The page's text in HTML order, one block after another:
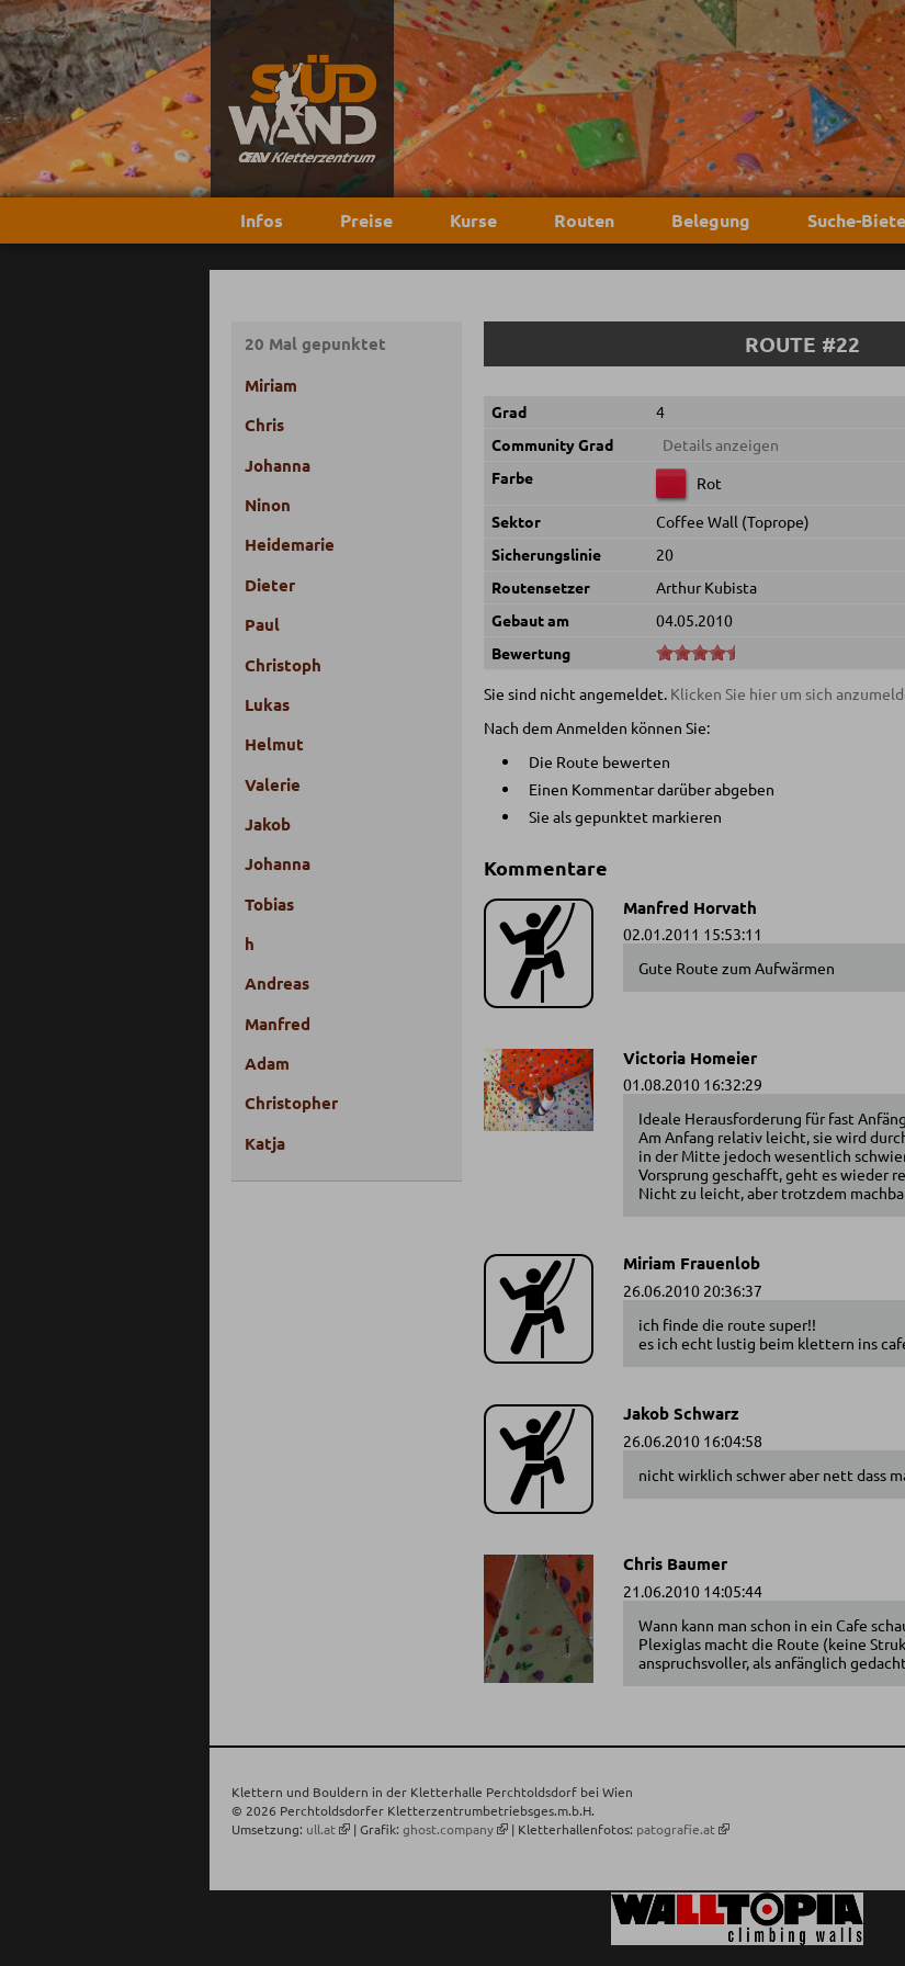
Infos Preise Kurse Routen Belegung Suche-Biete
20 Mal gepunktet
Miriam
Chris
Johanna
Ninon
Heidemarie
Dieter
Paul
Christoph
Lukas
Helmut
Valerie
Jakob
Johanna
Tobias
h
Andreas
Manfred
Adam
Christopher
Katja
ROUTE #22
Grad
4
Community Grad
Details anzeigen
Farbe
Rot
Sektor
Coffee Wall (Toprope)
Sicherungslinie
20
Routensetzer
Arthur Kubista
Gebaut am
04.05.2010
Bewertung
Sie sind nicht angemeldet. Klicken Sie hier um sich
Nach dem Anmelden können Sie:
Die Route bewerten
Einen Kommentar darüber abgeben
Sie als gepunktet markieren
Kommentare
Manfred Horvath
02.01.2011 15:53:11
Gute Route zum Aufwärmen
Victoria Homeier
01.08.2010 16:32:29
Ideale Herausforderung für fast
Am Anfang relativ leicht, sie wird
in der Mitte jedoch wesentlich
Vorsprung geschafft, geht es wieder
Nicht zu leicht, aber trotzdem
Miriam Frauenlob
26.06.2010 20:36:37
ich finde die route super!!
es ich echt lustig beim klettern ins
Jakob Schwarz
26.06.2010 16:04:58
nicht wirklich schwer aber nett dass
Chris Baumer
21.06.2010 14:05:44
Wann kann man schon in ein Cafe
Plexiglas macht die Route (keine
anspruchsvoller, als anfänglich gedacht..
Klettern und Bouldern in der Kletterhalle Perchtoldsdorf bei Wien
© 2026 Perchtoldsdorfer Kletterzentrumbetriebsges.m.b.H.
Umsetzung: ull.at | Grafik: ghost.company | Kletterhallenfotos: patografie.at